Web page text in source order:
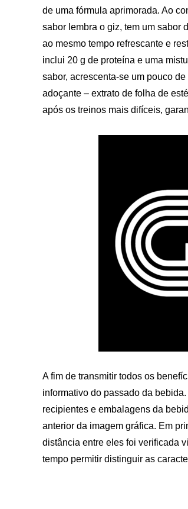
de uma fórmula aprimorada. Ao
sabor lembra o giz, tem um sabor
ao mesmo tempo refrescante e
inclui 20 g de proteína e uma
sabor, acrescenta-se um pouco
adoçante – extrato de folha de
após os treinos mais difíceis,
A fim de transmitir todos os
informativo do passado da
recipientes e embalagens da
anterior da imagem gráfica. Em
distância entre eles foi verificada
tempo permitir distinguir as